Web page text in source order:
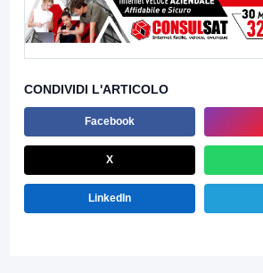
CONDIVIDI L'ARTICOLO
Facebook
X
LinkedIn